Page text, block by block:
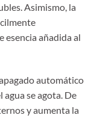
Asimismo, la
esencia añadida al
automático
se agota. De
y aumenta la